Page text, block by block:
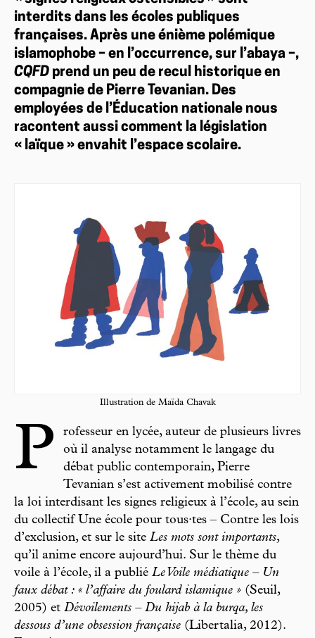
interdits dans les écoles publiques
françaises. Après une énième polémique
islamophobe – en l’occurrence, sur l’abaya –,
CQFD prend un peu de recul historique en
compagnie de Pierre Tevanian. Des
employées de l’Éducation nationale nous
racontent aussi comment la législation
« laïque » envahit l’espace scolaire.
Illustration de Maïda Chavak
P
rofesseur en lycée, auteur de plusieurs livres
où il analyse notamment le langage du
débat public contemporain, Pierre
Tevanian s’est activement mobilisé contre
la loi interdisant les signes religieux à l’école, au sein
du collectif Une école pour tous·tes – Contre les lois
d’exclusion, et sur le site Les mots sont importants,
qu’il anime encore aujourd’hui. Sur le thème du
voile à l’école, il a publié Le Voile médiatique – Un
faux débat : « l’affaire du foulard islamique » (Seuil,
2005) et Dévoilements – Du hijab à la burqa, les
dessous d’une obsession française (Libertalia, 2012).